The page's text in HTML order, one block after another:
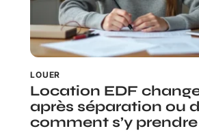
LOUER
Location EDF
après séparation ou
comment s’y prendre